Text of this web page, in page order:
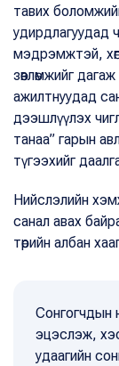
тавих
удирдлагуудад
мэдрэмжтэй,
зөвлөмжийг
ажилтнуудад
дээшлүүлэх
танаа” гарын
түгээхийг
Нийслэлийн
санал авах
төрийн албан
Сонгогчдын
эцэслэж,
удаагийн